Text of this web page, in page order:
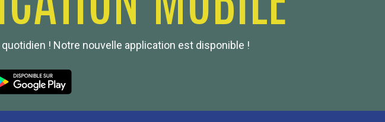
! Notre nouvelle application est disponible !